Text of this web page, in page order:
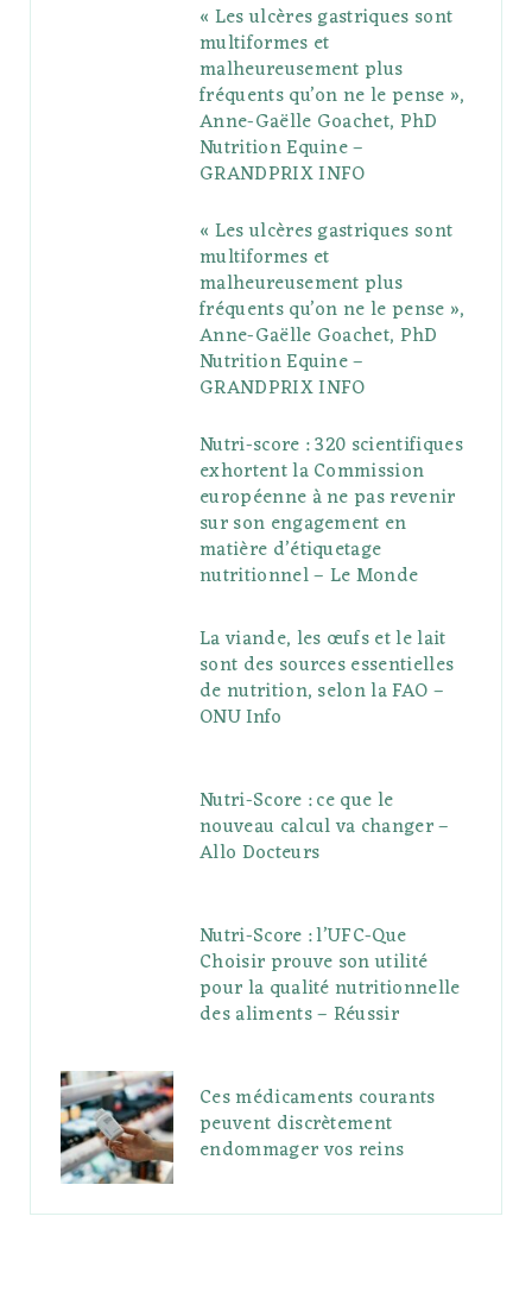
e
P
l
s
g
r
a
m
r
e
s
r
« Les ulcères gastriques sont
multiformes et
malheureusement plus
fréquents qu’on ne le pense »,
Anne-Gaëlle Goachet, PhD
Nutrition Equine –
GRANDPRIX INFO
« Les ulcères gastriques sont
multiformes et
malheureusement plus
fréquents qu’on ne le pense »,
Anne-Gaëlle Goachet, PhD
Nutrition Equine –
GRANDPRIX INFO
Nutri-score : 320 scientifiques
exhortent la Commission
européenne à ne pas revenir
sur son engagement en
matière d’étiquetage
nutritionnel – Le Monde
La viande, les œufs et le lait
sont des sources essentielles
de nutrition, selon la FAO –
ONU Info
Nutri-Score : ce que le
nouveau calcul va changer –
Allo Docteurs
Nutri-Score : l’UFC-Que
Choisir prouve son utilité
pour la qualité nutritionnelle
des aliments – Réussir
Ces médicaments courants
peuvent discrètement
endommager vos reins